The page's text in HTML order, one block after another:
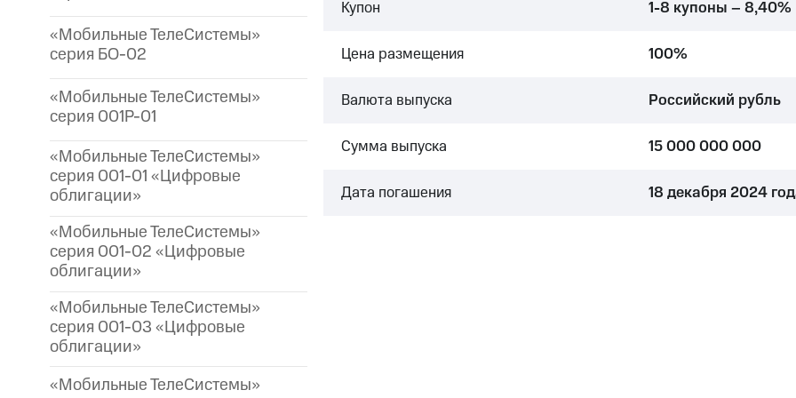
«Мобильные ТелеСистемы»
серия БО-02
«Мобильные ТелеСистемы»
серия 001P-01
«Мобильные ТелеСистемы»
серия 001-01 «Цифровые
облигации»
«Мобильные ТелеСистемы»
серия 001-02 «Цифровые
облигации»
«Мобильные ТелеСистемы»
серия 001-03 «Цифровые
облигации»
«Мобильные ТелеСистемы»
Купон 1-8 купоны – 8,40%
Цена размещения 100%
Валюта выпуска Российский рубль
Сумма выпуска 15 000 000 000
Дата погашения 18 декабря 2024